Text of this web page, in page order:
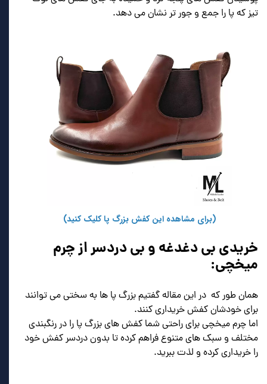
تیز که پا را جمع و جور تر نشان می دهد.
(برای مشاهده این کفش بزرگ پا کلیک کنید)
خریدی بی دغدغه و بی دردسر از چرم
میخچی:
همان طور که در این مقاله گفتیم بزرگ پا ها به سختی می توانند
برای خودشان کفش خریداری کنند.
اما چرم میخچی برای راحتی شما کفش های بزرگ پا را در رنگبندی
مختلف و سبک های متنوع فراهم کرده تا بدون دردسر کفش خود
را خریداری کرده و لذت ببرید.